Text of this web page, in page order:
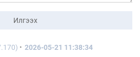
Илгээх
2026-05-21 11:38:34